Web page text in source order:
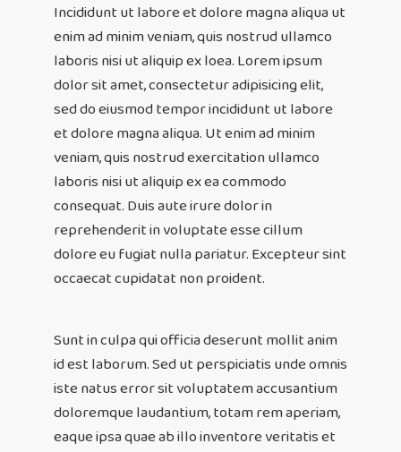
Incididunt ut labore et dolore magna aliqua ut
enim ad minim veniam, quis nostrud ullamco
laboris nisi ut aliquip ex loea. Lorem ipsum
dolor sit amet, consectetur adipisicing elit,
sed do eiusmod tempor incididunt ut labore
et dolore magna aliqua. Ut enim ad minim
veniam, quis nostrud exercitation ullamco
laboris nisi ut aliquip ex ea commodo
consequat. Duis aute irure dolor in
reprehenderit in voluptate esse cillum
dolore eu fugiat nulla pariatur. Excepteur sint
occaecat cupidatat non proident.
Sunt in culpa qui officia deserunt mollit anim
id est laborum. Sed ut perspiciatis unde omnis
iste natus error sit voluptatem accusantium
doloremque laudantium, totam rem aperiam,
eaque ipsa quae ab illo inventore veritatis et